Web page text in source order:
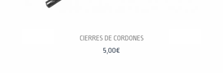
CIERRES DE CORDONES
5,00€